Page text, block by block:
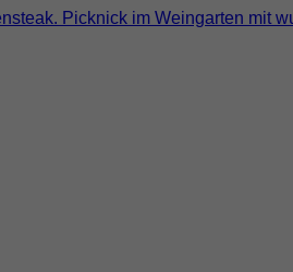
Picknick im Weingarten mit